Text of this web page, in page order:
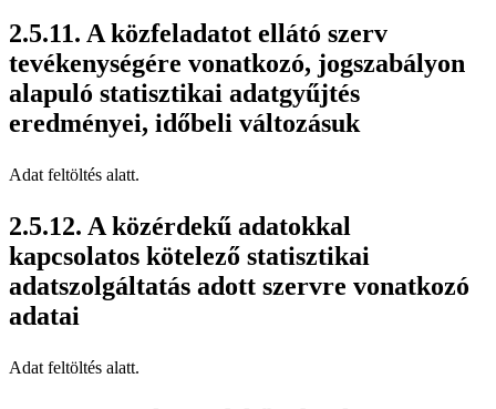
A közfeladatot ellátó szerv
tevékenységére vonatkozó, jogszabályon
alapuló statisztikai adatgyűjtés
eredményei, időbeli változásuk
Adat feltöltés alatt.
A közérdekű adatokkal
kapcsolatos kötelező statisztikai
adatszolgáltatás adott szervre vonatkozó
adatai
Adat feltöltés alatt.